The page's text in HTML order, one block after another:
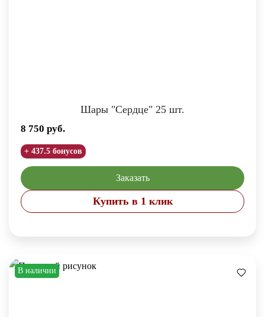
Шары "Сердце" 25 шт.
8 750 руб.
+ 437.5 бонусов
Заказать
Купить в 1 клик
В наличии